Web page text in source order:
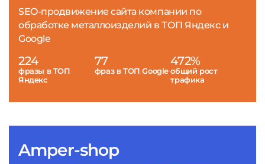
Amper-shop
SEO-продвижение сайта компании по
обработке металлоизделий в ТОП Яндекс и
Google
224
фразы в ТОП
Яндекс
77
фраз в ТОП Google
472%
общий рост
трафика